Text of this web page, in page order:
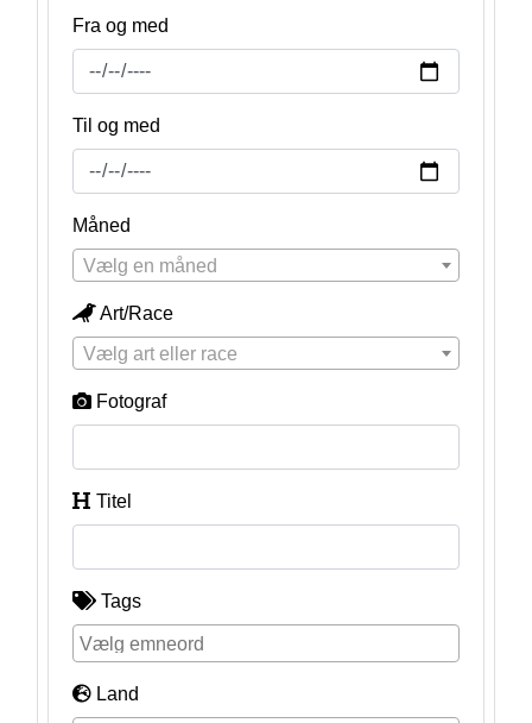
Fra og med
Til og med
Måned
Vælg en måned
Art/Race
Vælg art eller race
Fotograf
Titel
Tags
Land